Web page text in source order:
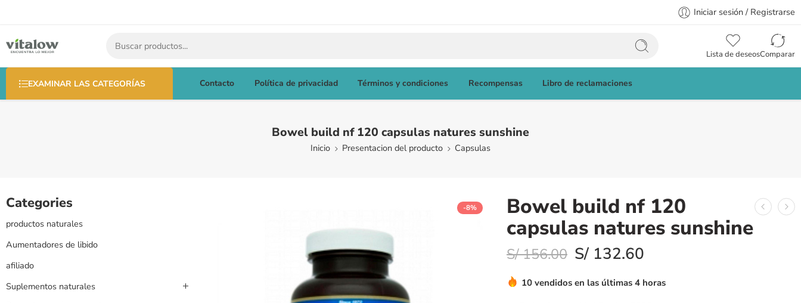
Iniciar sesión / Registrarse
Lista de deseosComparar
EXAMINAR LAS CATEGORÍAS Contacto Política de privacidad Términos y condiciones Recompensas Libro de reclamaciones
Bowel build nf 120 capsulas natures sunshine
Inicio Presentacion del producto Capsulas
-8% Bowel build nf 120
capsulas natures sunshine
S/156.00 S/ 132.60
10 vendidos en las últimas 4 horas
Categories
productos naturales
Aumentadores de libido
afiliado
Suplementos naturales